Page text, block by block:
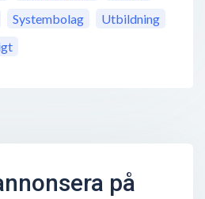
Systembolag
Utbildning
på